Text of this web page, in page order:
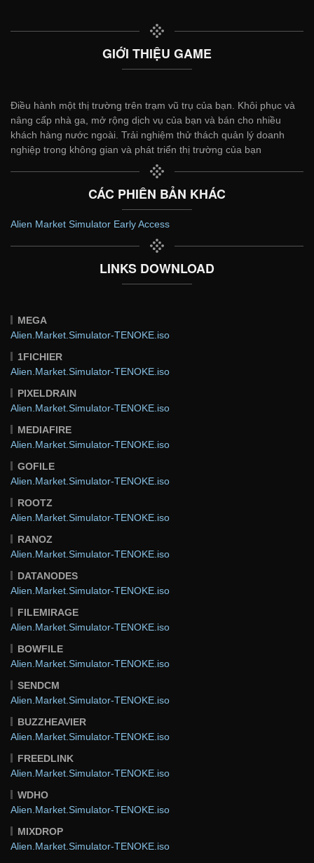
GIỚI THIỆU GAME
Điều hành một thị trường trên trạm vũ trụ của bạn. Khôi phục và
nâng cấp nhà ga, mở rộng dịch vụ của bạn và bán cho nhiều
khách hàng nước ngoài. Trải nghiệm thử thách quản lý doanh
nghiệp trong không gian và phát triển thị trường của bạn
CÁC PHIÊN BẢN KHÁC
Alien Market Simulator Early Access
LINKS DOWNLOAD
MEGA
Alien.Market.Simulator-TENOKE.iso
1FICHIER
Alien.Market.Simulator-TENOKE.iso
PIXELDRAIN
Alien.Market.Simulator-TENOKE.iso
MEDIAFIRE
Alien.Market.Simulator-TENOKE.iso
GOFILE
Alien.Market.Simulator-TENOKE.iso
ROOTZ
Alien.Market.Simulator-TENOKE.iso
RANOZ
Alien.Market.Simulator-TENOKE.iso
DATANODES
Alien.Market.Simulator-TENOKE.iso
FILEMIRAGE
Alien.Market.Simulator-TENOKE.iso
BOWFILE
Alien.Market.Simulator-TENOKE.iso
SENDCM
Alien.Market.Simulator-TENOKE.iso
BUZZHEAVIER
Alien.Market.Simulator-TENOKE.iso
FREEDLINK
Alien.Market.Simulator-TENOKE.iso
WDHO
Alien.Market.Simulator-TENOKE.iso
MIXDROP
Alien.Market.Simulator-TENOKE.iso